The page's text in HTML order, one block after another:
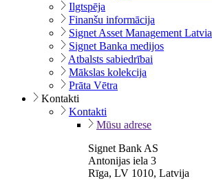
Ilgtspēja
Finanšu informācija
Signet Asset Management Latvia
Signet Banka medijos
Atbalsts sabiedrībai
Mākslas kolekcija
Prāta Vētra
Kontakti
Kontakti
Mūsu adrese
Signet Bank AS
Antonijas iela 3
Rīga, LV 1010, Latvija